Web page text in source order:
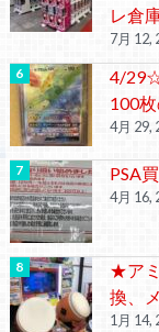
レ倉
7月 12,
4/
100
4月 29,
PSA
4月 16,
★ア
換、
1月 14,